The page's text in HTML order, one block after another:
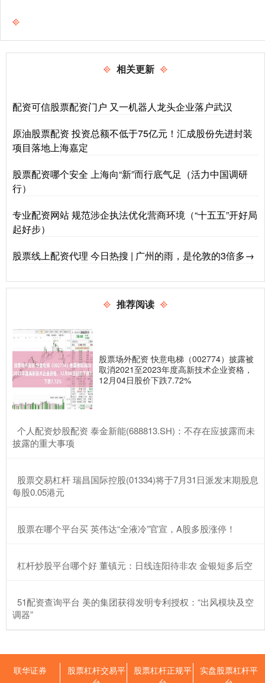
相关更新
配资可信股票配资门户 又一机器人龙头企业落户武汉
原油股票配资 投资总额不低于75亿元！汇成股份先进封装
项目落地上海嘉定
股票配资哪个安全 上海向“新”而行底气足（活力中国调研
行）
专业配资网站 规范涉企执法优化营商环境（“十五五”开好局
起好步）
股票线上配资代理 今日热搜 | 广州的雨，是伦敦的3倍多→
推荐阅读
股票场外配资 快意电梯（002774）披露被
取消2021至2023年度高新技术企业资格，
12月04日股价下跌7.72%
​个人配资炒股配资 泰金新能(688813.SH)：不存在应披露而未
披露的重大事项
​股票交易杠杆 瑞昌国际控股(01334)将于7月31日派发末期股息
每股0.05港元
​股票在哪个平台买 英伟达“全液冷”官宣，A股多股涨停！
​杠杆炒股平台哪个好 董镇元：日线连阳待非农 金银短多后空
​51配资查询平台 美的集团获得发明专利授权：“出风模块及空
调器”
联华证券
股票杠杆交易平
股票杠杆正规平
实盘股票杠杆平